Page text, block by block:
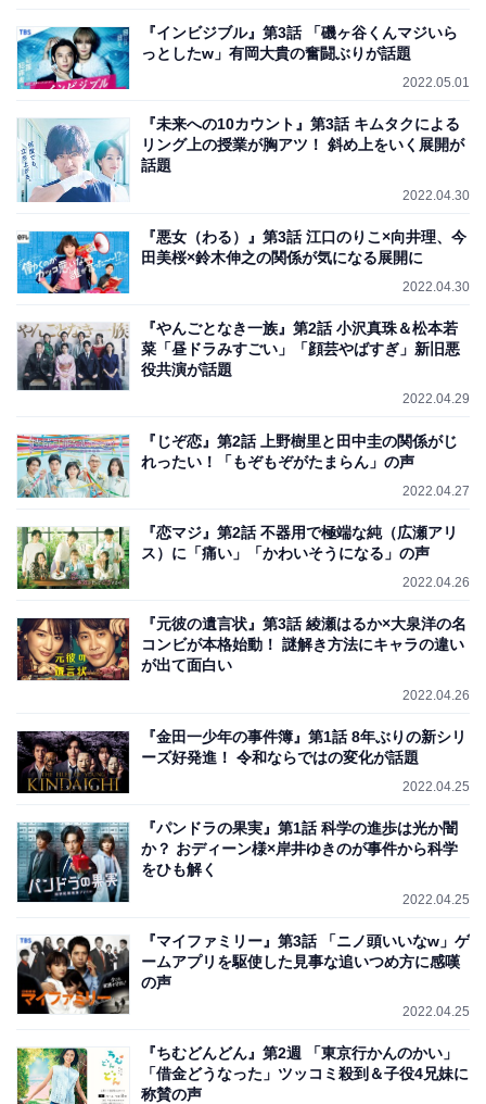
『インビジブル』第3話 「磯ヶ谷くんマジいら
っとしたw」有岡大貴の奮闘ぶりが話題
2022.05.01
『未来への10カウント』第3話 キムタクによる
リング上の授業が胸アツ！ 斜め上をいく展開が
話題
2022.04.30
『悪女（わる）』第3話 江口のりこ×向井理、今
田美桜×鈴木伸之の関係が気になる展開に
2022.04.30
『やんごとなき一族』第2話 小沢真珠＆松本若
菜「昼ドラみすごい」「顔芸やばすぎ」新旧悪
役共演が話題
2022.04.29
『じぞ恋』第2話 上野樹里と田中圭の関係がじ
れったい！「もぞもぞがたまらん」の声
2022.04.27
『恋マジ』第2話 不器用で極端な純（広瀬アリ
ス）に「痛い」「かわいそうになる」の声
2022.04.26
『元彼の遺言状』第3話 綾瀬はるか×大泉洋の名
コンビが本格始動！ 謎解き方法にキャラの違い
が出て面白い
2022.04.26
『金田一少年の事件簿』第1話 8年ぶりの新シリ
ーズ好発進！ 令和ならではの変化が話題
2022.04.25
『パンドラの果実』第1話 科学の進歩は光か闇
か？ おディーン様×岸井ゆきのが事件から科学
をひも解く
2022.04.25
『マイファミリー』第3話 「ニノ頭いいなw」ゲ
ームアプリを駆使した見事な追いつめ方に感嘆
の声
2022.04.25
『ちむどんどん』第2週 「東京行かんのかい」
「借金どうなった」ツッコミ殺到＆子役4兄妹に
称賛の声